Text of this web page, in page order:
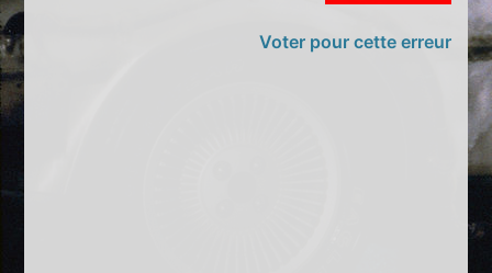
Voter pour cette erreur